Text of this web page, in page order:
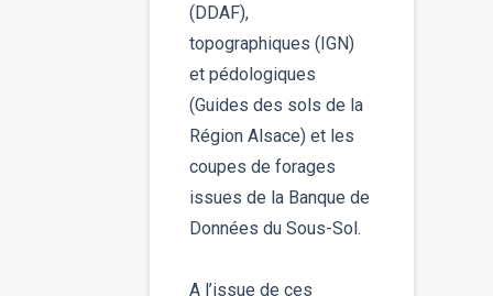
(DDAF),
topographiques (IGN)
et pédologiques
(Guides des sols de la
Région Alsace) et les
coupes de forages
issues de la Banque de
Données du Sous-Sol.
A l’issue de ces